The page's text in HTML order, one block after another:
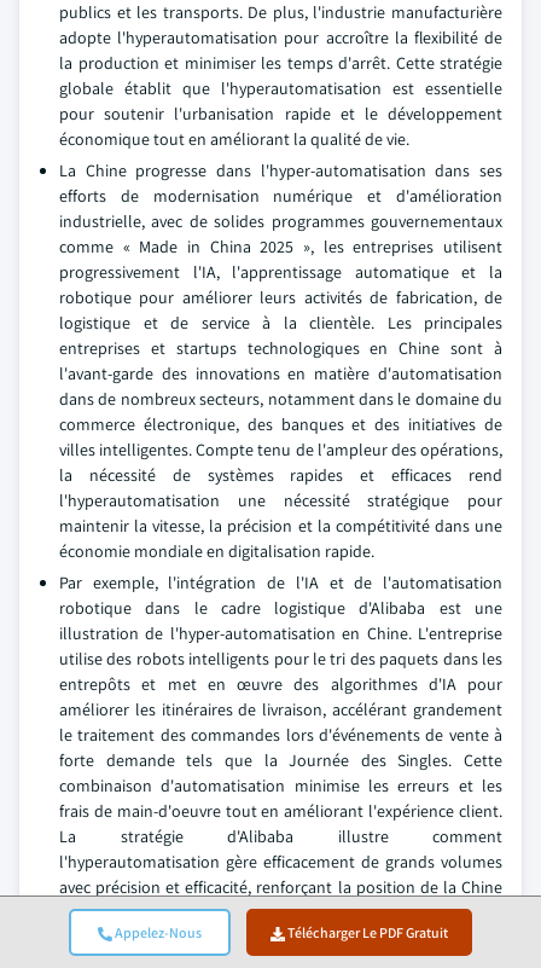
Appelez-Nous Télécharger Le PDF Gratuit
publics et les transports. De plus, l'industrie manufacturière
adopte l'hyperautomatisation pour accroître la flexibilité de
la production et minimiser les temps d'arrêt. Cette stratégie
globale établit que l'hyperautomatisation est essentielle
pour soutenir l'urbanisation rapide et le développement
économique tout en améliorant la qualité de vie.
La Chine progresse dans l'hyper-automatisation dans ses
efforts de modernisation numérique et d'amélioration
industrielle, avec de solides programmes gouvernementaux
comme « Made in China 2025 », les entreprises utilisent
progressivement l'IA, l'apprentissage automatique et la
robotique pour améliorer leurs activités de fabrication, de
logistique et de service à la clientèle. Les principales
entreprises et startups technologiques en Chine sont à
l'avant-garde des innovations en matière d'automatisation
dans de nombreux secteurs, notamment dans le domaine du
commerce électronique, des banques et des initiatives de
villes intelligentes. Compte tenu de l'ampleur des opérations,
la nécessité de systèmes rapides et efficaces rend
l'hyperautomatisation une nécessité stratégique pour
maintenir la vitesse, la précision et la compétitivité dans une
économie mondiale en digitalisation rapide.
Par exemple, l'intégration de l'IA et de l'automatisation
robotique dans le cadre logistique d'Alibaba est une
illustration de l'hyper-automatisation en Chine. L'entreprise
utilise des robots intelligents pour le tri des paquets dans les
entrepôts et met en œuvre des algorithmes d'IA pour
améliorer les itinéraires de livraison, accélérant grandement
le traitement des commandes lors d'événements de vente à
forte demande tels que la Journée des Singles. Cette
combinaison d'automatisation minimise les erreurs et les
frais de main-d'oeuvre tout en améliorant l'expérience client.
La stratégie d'Alibaba illustre comment
l'hyperautomatisation gère efficacement de grands volumes
avec précision et efficacité, renforçant la position de la Chine
en tant que leader dans l'innovation numérique et la
logistique du commerce électronique.